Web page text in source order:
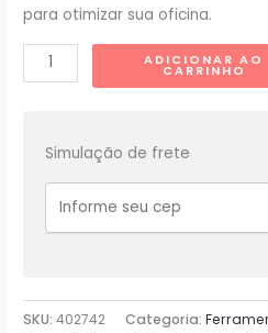
para otimizar sua oficina.
Suporte
de
quantidade
ADICIONAR AO
CARRINHO
Simulação de frete
SKU:402742 Categoria: